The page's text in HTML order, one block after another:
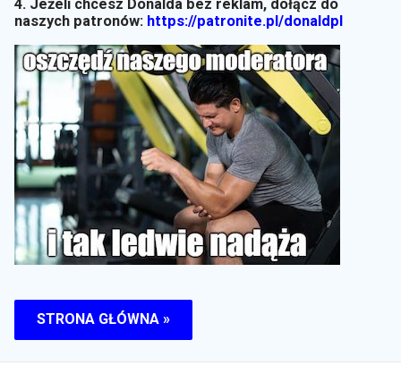
4. Jeżeli chcesz Donalda bez reklam, dołącz do
naszych patronów: https://patronite.pl/donaldpl
STRONA GŁÓWNA »